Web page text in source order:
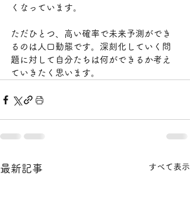
くなっています。
ただひとつ、高い確率で未来予測ができ
るのは人口動態です。深刻化していく問
題に対して自分たちは何ができるか考え
ていきたく思います。
最新記事 すべて表示